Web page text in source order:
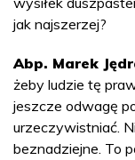
jak najszerzej?
Abp. Marek
żeby ludzie tę
jeszcze odwagę
urzeczywistniać.
beznadziejne. To